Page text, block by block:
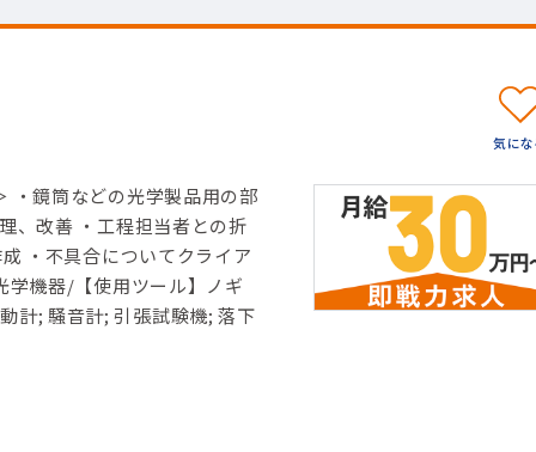
・鏡筒などの光学製品用の部
、改善 ・工程担当者との折
・不具合についてクライア
学機器/【使用ツール】ノギ
計; 騒音計; 引張試験機; 落下